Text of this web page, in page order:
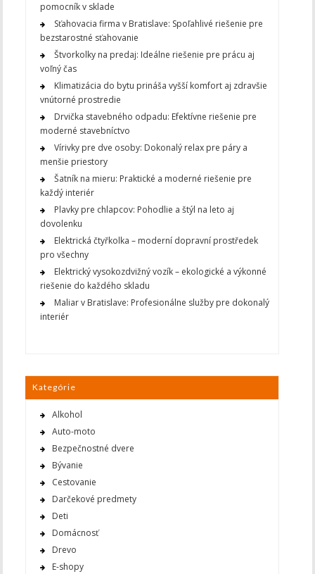
pomocník v sklade
Sťahovacia firma v Bratislave: Spoľahlivé riešenie pre
bezstarostné sťahovanie
Štvorkolky na predaj: Ideálne riešenie pre prácu aj
voľný čas
Klimatizácia do bytu prináša vyšší komfort aj zdravšie
vnútorné prostredie
Drvička stavebného odpadu: Efektívne riešenie pre
moderné stavebníctvo
Vírivky pre dve osoby: Dokonalý relax pre páry a
menšie priestory
Šatník na mieru: Praktické a moderné riešenie pre
každý interiér
Plavky pre chlapcov: Pohodlie a štýl na leto aj
dovolenku
Elektrická čtyřkolka – moderní dopravní prostředek
pro všechny
Elektrický vysokozdvižný vozík – ekologické a výkonné
riešenie do každého skladu
Maliar v Bratislave: Profesionálne služby pre dokonalý
interiér
Kategórie
Alkohol
Auto-moto
Bezpečnostné dvere
Bývanie
Cestovanie
Darčekové predmety
Deti
Domácnosť
Drevo
E-shopy